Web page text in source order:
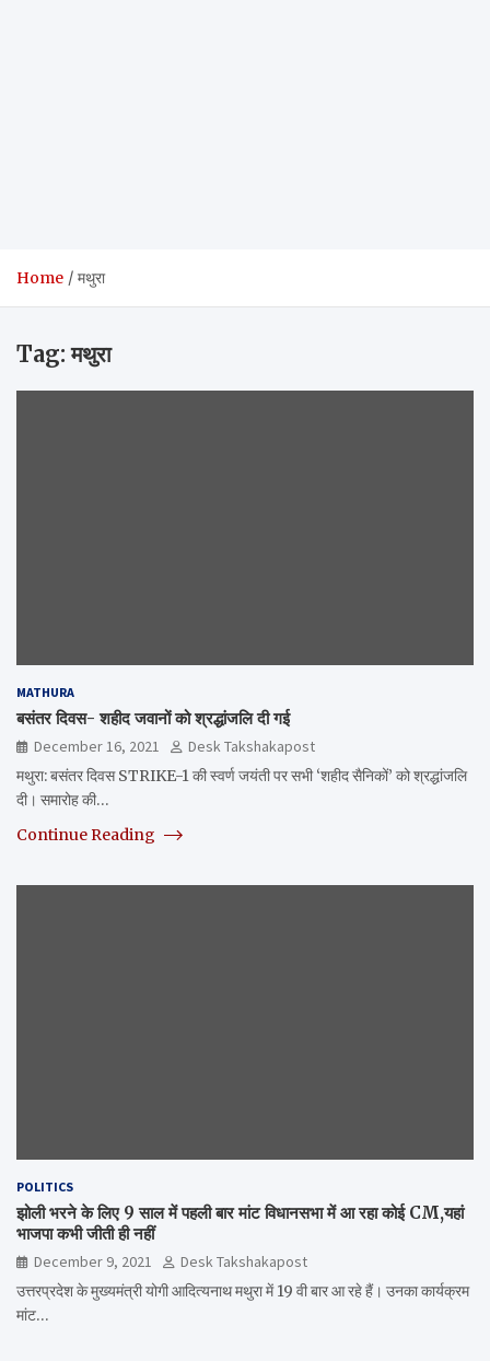
Home मथुरा
Tag:मथुरा
MATHURA
बसंतर दिवस- शहीद जवानों को श्रद्धांजलि दी गई
December 16, 2021
Desk Takshakapost
मथुरा: बसंतर दिवस STRIKE-1 की स्वर्ण जयंती पर सभी ‘शहीद सैनिकों’ को श्रद्धांजलि
दी। समारोह की…
Continue Reading
POLITICS
झोली भरने के लिए 9 साल में पहली बार मांट विधानसभा में आ रहा कोई CM,यहां
भाजपा कभी जीती ही नहीं
December 9, 2021
Desk Takshakapost
उत्तरप्रदेश के मुख्यमंत्री योगी आदित्यनाथ मथुरा में 19 वी बार आ रहे हैं। उनका कार्यक्रम
मांट…